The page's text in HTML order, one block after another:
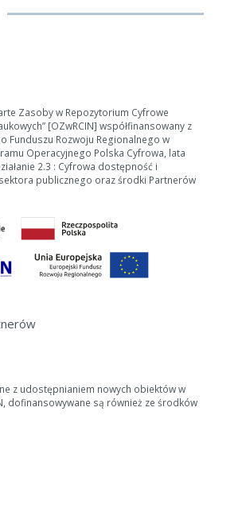
danych do przetworzenia generowanie pliku
może się wydłużyć.
zbyt długo można ograniczyć dane np.
Anuluj
Zasoby w Repozytorium Cyfrowe
[OZwRCIN] współfinansowany z
Funduszu Rozwoju Regionalnego w
Operacyjnego Polska Cyfrowa, lata
2.3 : Cyfrowa dostępność i
publicznego oraz środki Partnerów
z udostępnianiem nowych obiektów w
dofinansowywane są również ze środków